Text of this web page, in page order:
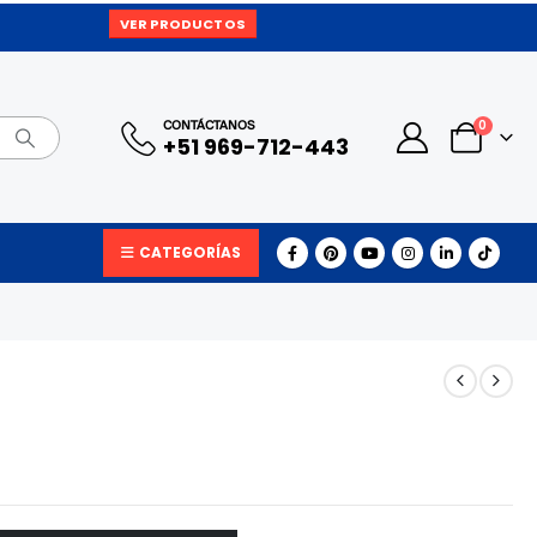
VER PRODUCTOS
CONTÁCTANOS
+51 969-712-443
0
CATEGORÍAS